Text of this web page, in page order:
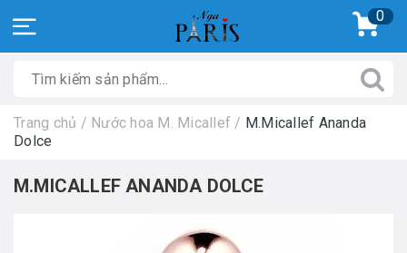
0
Trang chủ / Nước hoa M. Micallef / M.Micallef Ananda
Dolce
M.MICALLEF ANANDA DOLCE